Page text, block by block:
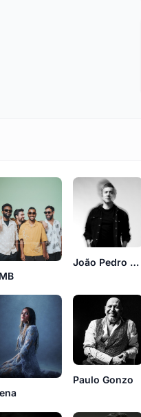
João Pedro Pais
Paulo Gonzo